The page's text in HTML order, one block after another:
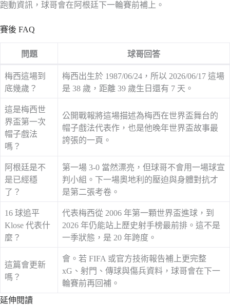
跑動資訊，球哥會在阿根廷下一輪賽前補上。
賽後 FAQ
問題 球哥回答
梅西這場到
底幾歲？
梅西出生於 1987/06/24，所以 2026/06/17 這場
是 38 歲，距離 39 歲生日還有 7 天。
這是梅西世
界盃第一次
帽子戲法
嗎？
公開戰報將這場描述為梅西在世界盃舞台的
帽子戲法代表作，也是他晚年世界盃故事最
誇張的一頁。
阿根廷是不
是已經穩
了？
第一場 3-0 當然漂亮，但球哥不會用一場球宣
判小組。下一場奧地利的壓迫與身體對抗才
是第二張考卷。
16 球追平
Klose 代表什
麼？
代表梅西從 2006 年第一顆世界盃進球，到
2026 年仍能站上歷史射手榜最前排。這不是
一季狀態，是 20 年跨度。
這篇會更新
嗎？
會。若 FIFA 或官方技術報告補上更完整
xG、射門、傳球與傷兵資料，球哥會在下一
輪賽前再回補。
延伸閱讀